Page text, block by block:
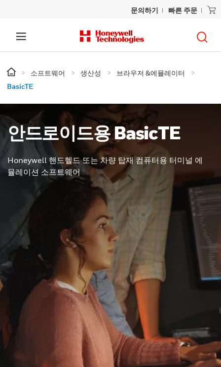
문의하기 빠른 주문
소프트웨어 생산성
브라우저 &에뮬레이터
BasicTE
안드로이드용 BasicTE
Honeywell 핸드헬드 또는 차량 탑재 컴퓨터용 터미널 에
뮬레이션 소프트웨어